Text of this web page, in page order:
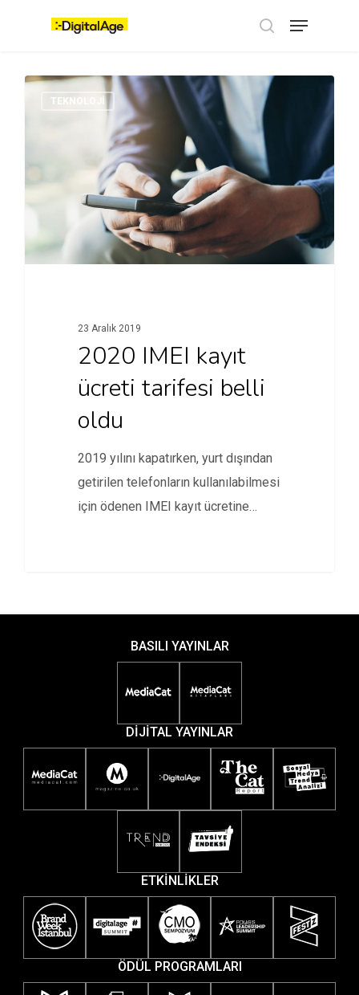
Menu
TEKNOLOJI
23 Aralık 2019
2020 IMEI kayıt
ücreti tarifesi belli
oldu
2019 yılını kapatırken, yurt dışından
getirilen telefonların kullanılabilmesi
için ödenen IMEI kayıt ücretine
BASILI YAYINLAR
DİJİTAL YAYINLAR
ETKİNLİKLER
ÖDÜL PROGRAMLARI